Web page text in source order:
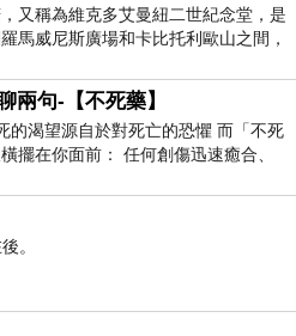
【PONY】PONY SOLA-
鞋-藍-紫紅-女性的推薦開
SOLA-V2系列 舒適毛料
評論跟比價的結果，還有
又稱為維克多艾曼紐二世紀念堂，是
馬威尼斯廣場和卡比托利歐山之間，
義大利統一後的的第一位國
兩句-【不死藥】
的渴望源自於對死亡的恐懼 而「不死
擺在你面前： 任何創傷迅速癒合、
覺消失…堪
。